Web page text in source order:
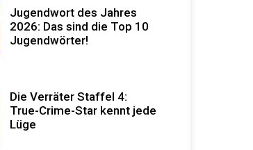
Jugendwort des Jahres
2026: Das sind die Top 10
Jugendwörter!
Die Verräter Staffel 4:
True-Crime-Star kennt jede
Lüge